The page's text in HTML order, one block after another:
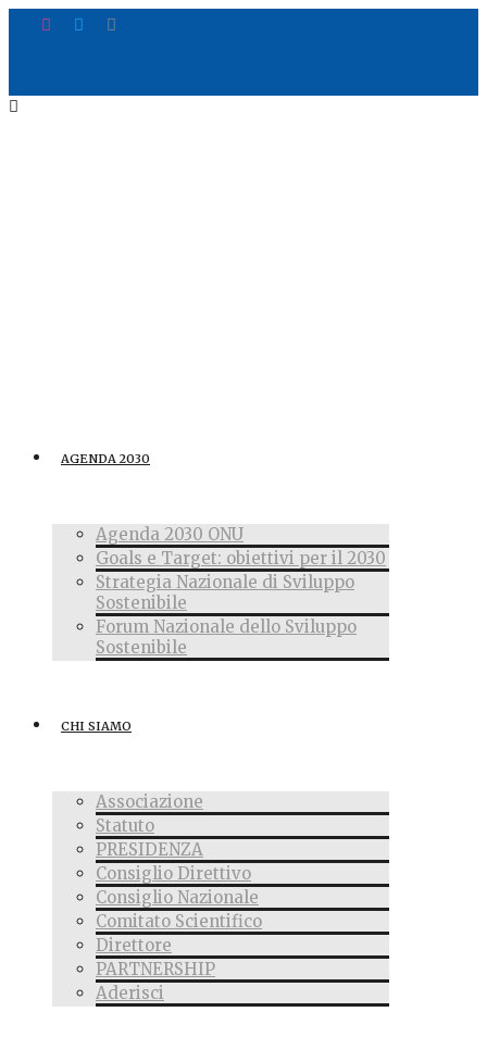
AGENDA 2030
Agenda 2030 ONU
Goals e Target: obiettivi per il 2030
Strategia Nazionale di Sviluppo
Sostenibile
Forum Nazionale dello Sviluppo
Sostenibile
CHI SIAMO
Associazione
Statuto
PRESIDENZA
Consiglio Direttivo
Consiglio Nazionale
Comitato Scientifico
Direttore
PARTNERSHIP
Aderisci